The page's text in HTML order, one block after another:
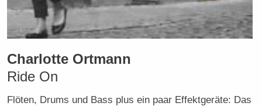
Charlotte Ortmann
Ride On
Flöten, Drums und Bass plus ein paar Effektgeräte: Das